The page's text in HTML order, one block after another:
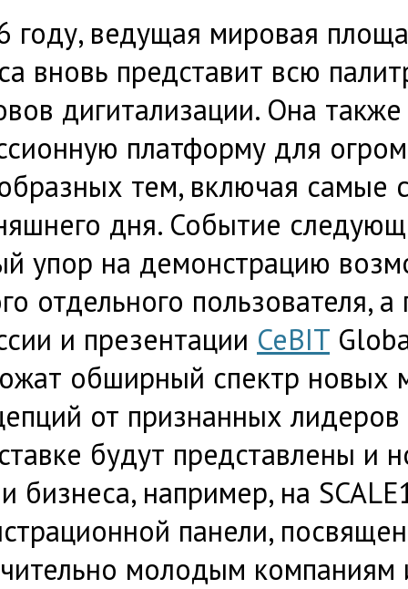
году, ведущая мировая
вновь представит всю
дигитализации. Она
платформу для
тем, включая самые
дня. Событие
упор на демонстрацию
отдельного пользователя,
и презентации CeBIT
обширный спектр новых
от признанных лидеров
будут представлены и
бизнеса, например, на
панели,
молодым компаниям